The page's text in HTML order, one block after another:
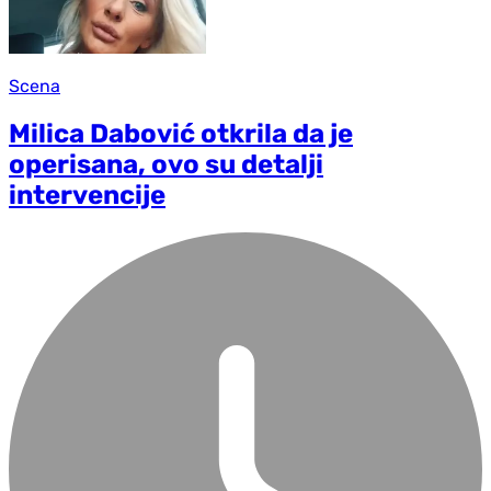
Scena
Milica Dabović otkrila da je
operisana, ovo su detalji
intervencije